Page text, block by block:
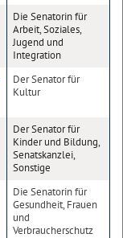
Die Senatorin für
Arbeit, Soziales,
Jugend und
Integration
Der Senator für
Kultur
Der Senator für
Kinder und Bildung,
Senatskanzlei,
Sonstige
Die Senatorin für
Gesundheit, Frauen
und
Verbraucherschutz